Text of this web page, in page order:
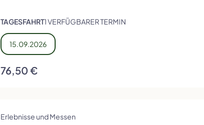
TAGESFAHRT1 VERFÜGBARER TERMIN
15.09.2026
76,50 €
Erlebnisse und Messen